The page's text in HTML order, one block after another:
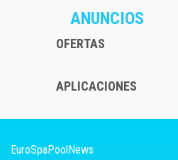
ANUNCIOS
OFERTAS
APLICACIONES
EuroSpaPoolNews